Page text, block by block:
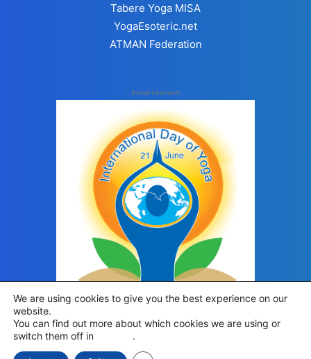
Tabere Yoga MISA
YogaEsoteric.net
ATMAN Federation
- Advertisement -
We are using cookies to give you the best experience on our
website.
You can find out more about which cookies we are using or
switch them off in
.